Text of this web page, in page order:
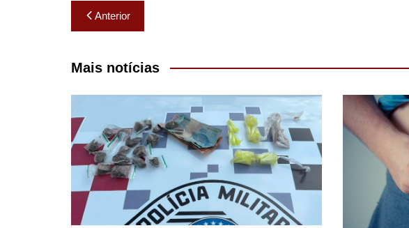
Navegação
de
Post
Anterior
Mais notícias